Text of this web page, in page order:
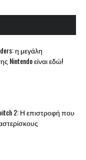
η μεγάλη
Nintendo είναι εδώ!
2: Η επιστροφή που